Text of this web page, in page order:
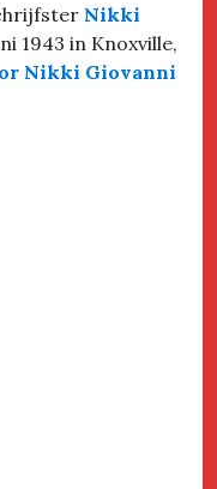
Nikki
1943 in Knoxville,
Nikki Giovanni